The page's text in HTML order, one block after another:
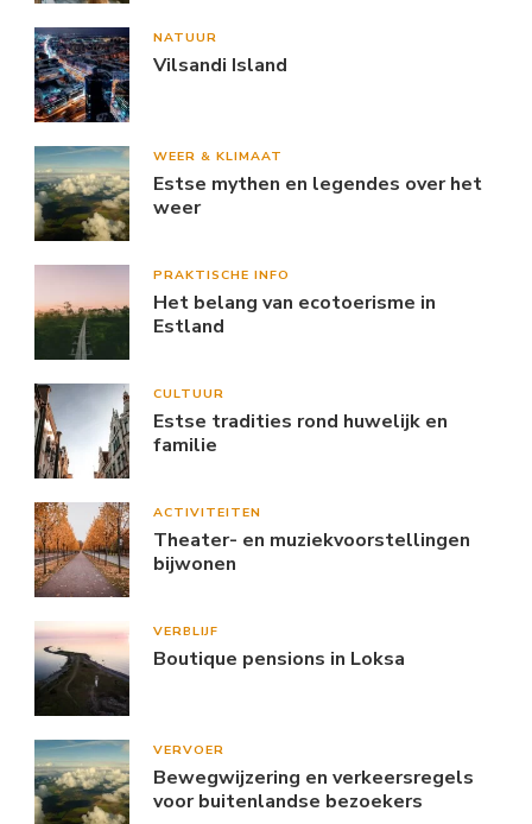
NATUUR
Vilsandi Island
WEER & KLIMAAT
Estse mythen en legendes over het
weer
PRAKTISCHE INFO
Het belang van ecotoerisme in
Estland
CULTUUR
Estse tradities rond huwelijk en
familie
ACTIVITEITEN
Theater- en muziekvoorstellingen
bijwonen
VERBLIJF
Boutique pensions in Loksa
VERVOER
Bewegwijzering en verkeersregels
voor buitenlandse bezoekers